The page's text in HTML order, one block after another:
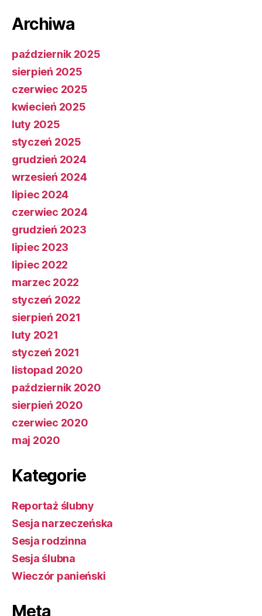
Archiwa
październik 2025
sierpień 2025
czerwiec 2025
kwiecień 2025
luty 2025
styczeń 2025
grudzień 2024
wrzesień 2024
lipiec 2024
czerwiec 2024
grudzień 2023
lipiec 2023
lipiec 2022
marzec 2022
styczeń 2022
sierpień 2021
luty 2021
styczeń 2021
listopad 2020
październik 2020
sierpień 2020
czerwiec 2020
maj 2020
Kategorie
Reportaż ślubny
Sesja narzeczeńska
Sesja rodzinna
Sesja ślubna
Wieczór panieński
Meta